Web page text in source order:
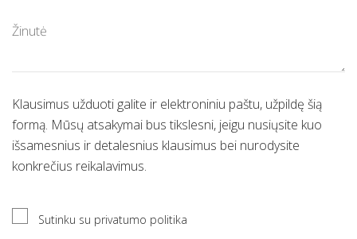
Klausimus užduoti galite ir elektroniniu paštu, užpildę šią
formą. Mūsų atsakymai bus tikslesni, jeigu nusiųsite kuo
išsamesnius ir detalesnius klausimus bei nurodysite
konkrečius reikalavimus.
Sutinku su privatumo politika